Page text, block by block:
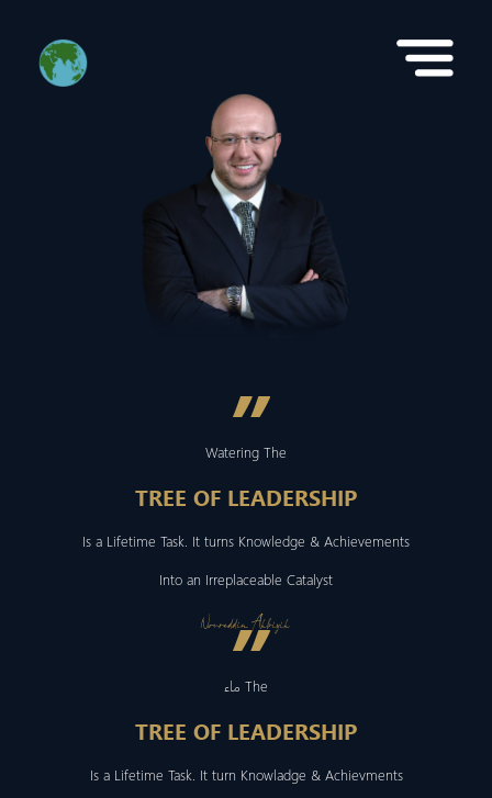
”
Watering The
TREE OF LEADERSHIP
Is a Lifetime Task. It turns Knowledge & Achievements
Into an Irreplaceable Catalyst
Noureddin Akbiyik
”
ماء The
TREE OF LEADERSHIP
Is a Lifetime Task. It turn Knowladge & Achievments